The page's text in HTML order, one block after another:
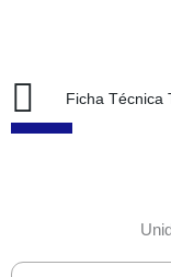
Ficha Técnica